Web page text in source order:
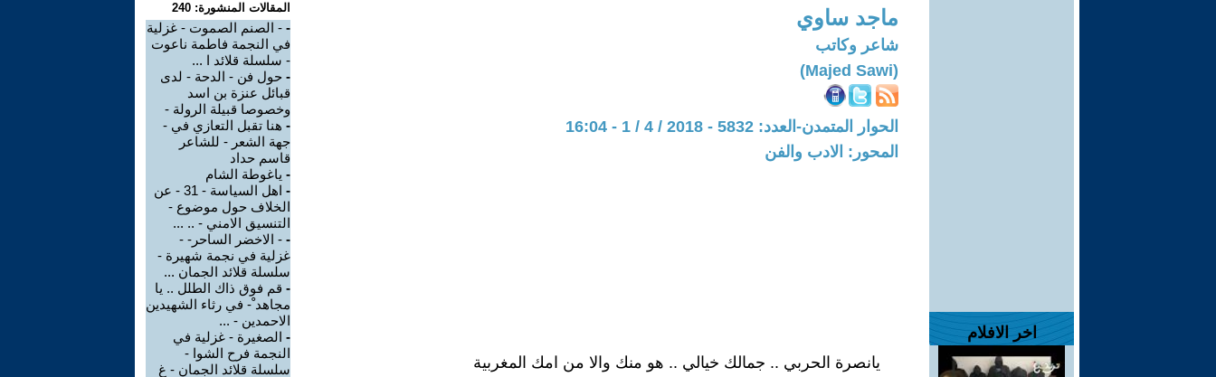
اخر الافلام
ماجد ساوي
شاعر وكاتب
(Majed Sawi)
الحوار المتمدن-العدد: 5832 - 2018 / 4 / 1 - 16:04
المحور: الادب والفن
يانصرة الحربي .. جمالك خيالي .. هو منك والا من امك المغربية
المقالات المنشورة: 240
- - الصنم الصموت - غزلية
في النجمة فاطمة ناعوت
- سلسلة قلائد ا ...
- حول فن - الدحة - لدى
قبائل عنزة بن اسد
وخصوصا قبيلة الرولة -
- هنا تقبل التعازي في -
جهة الشعر - للشاعر
قاسم حداد
- ياغوطة الشام
-
اهل السياسة - 31 - عن
الخلاف حول موضوع -
التنسيق الامني - .. ...
- - الاخضر الساحر- -
غزلية في نجمة شهيرة -
سلسلة قلائد الجمان ...
- قم فوق ذاك الطلل .. يا
مجاهد ْ- في رثاء الشهيدين
الاحمدين - ...
- الصغيرة - غزلية في
النجمة فرح الشوا -
سلسلة قلائد الجمان - غ